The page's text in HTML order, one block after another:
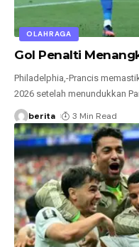
OLAHRAGA
Gol Penalti
Philadelphia,-Prancis
2026 setelah menundukkan
berita 3 Min Read